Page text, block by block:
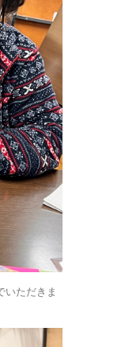
いただきま